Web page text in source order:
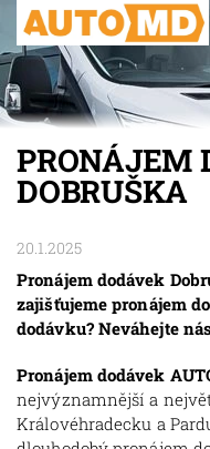
PRONÁJEM
DOBRUŠKA
20.1.2025
Pronájem dodávek
zajišťujeme pronájem
dodávku? Neváhejte
Pronájem dodávek
nejvýznamnější a
Královéhradecku a